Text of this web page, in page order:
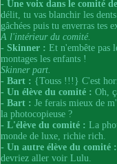
- Une voix dans le comité
délit, tu vas blanchir les
gâchées puis tu enverras tes
A l'intérieur du comité.
- Skinner : Et n'embête pas
montages les enfants !
Skinner part.
- Bart : {Touss !!!} C'est
- Un élève du comité : Oh,
- Bart : Je ferais mieux de
la photocopieuse ?
- L'élève du comité : La
monde de luxe, richie rich.
- Un autre élève du comité :
devriez aller voir Lulu.